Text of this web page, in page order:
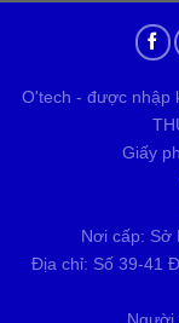
O'tech - được nhập
Giấy
Nơi cấp: Sở
Địa chỉ: Số 39-41